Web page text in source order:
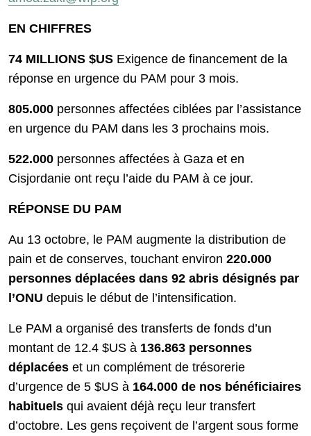
EN CHIFFRES
74 MILLIONS $US Exigence de financement de la
réponse en urgence du PAM pour 3 mois.
805.000 personnes affectées ciblées par l’assistance
en urgence du PAM dans les 3 prochains mois.
522.000 personnes affectées à Gaza et en
Cisjordanie ont reçu l’aide du PAM à ce jour.
RÉPONSE DU PAM
Au 13 octobre, le PAM augmente la distribution de
pain et de conserves, touchant environ 220.000
personnes déplacées dans 92 abris désignés par
l’ONU depuis le début de l’intensification.
Le PAM a organisé des transferts de fonds d’un
montant de 12.4 $US à 136.863 personnes
déplacées et un complément de trésorerie
d’urgence de 5 $US à 164.000 de nos bénéficiaires
habituels qui avaient déjà reçu leur transfert
d’octobre. Les gens reçoivent de l’argent sous forme